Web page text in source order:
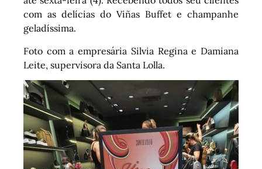
com as delícias do Viñas Buffet e champanhe
geladíssima.
Foto com a empresária Silvia Regina e Damiana
Leite, supervisora da Santa Lolla.